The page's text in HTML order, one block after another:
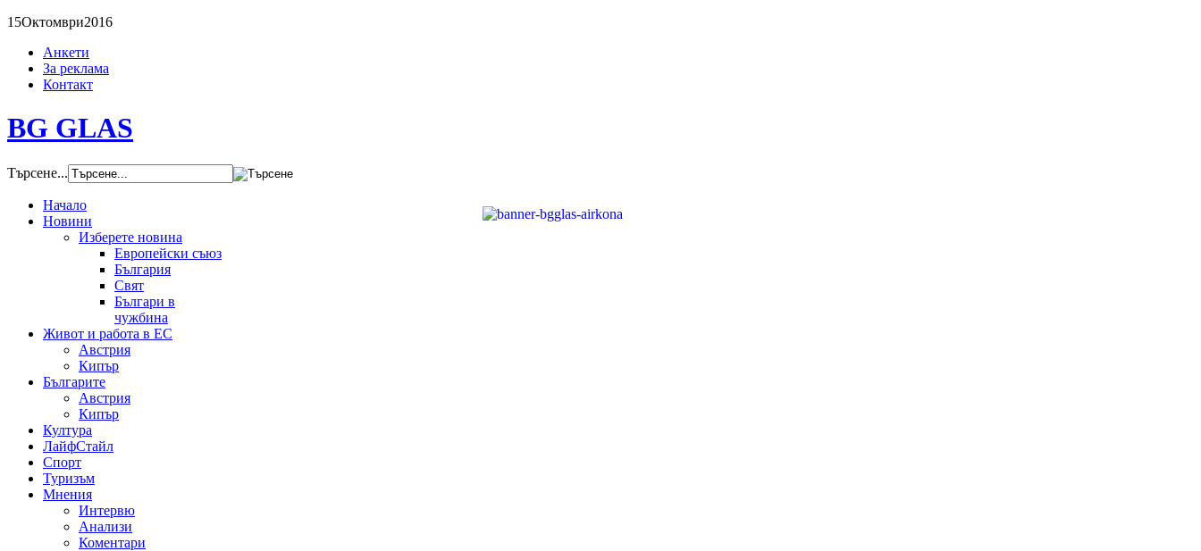
15Октомври2016
Анкети
За реклама
Контакт
BG GLAS
Търсене...
Начало
Новини
Изберете новина
Европейски съюз
България
Свят
Българи в
чужбина
Живот и работа в ЕС
Австрия
Кипър
Българите
Австрия
Кипър
Култура
ЛайфСтайл
Спорт
Туризъм
Мнения
Интервю
Анализи
Коментари